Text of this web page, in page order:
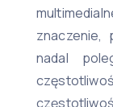
znaczenie,
nadal